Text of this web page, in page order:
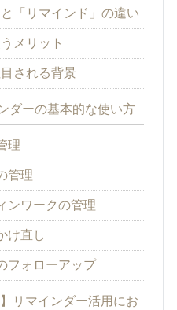
「リマインド」の違い
メリット
される背景
ダーの基本的な使い方
理
管理
ンワークの管理
け直し
フォローアップ
リマインダー活用にお